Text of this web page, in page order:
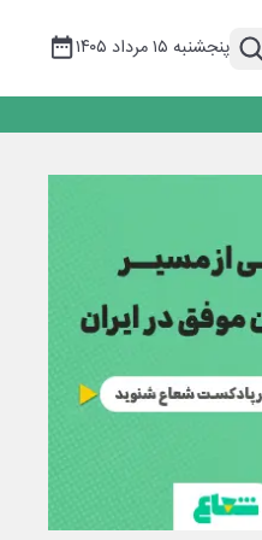
پنجشنبه ۱۵ مرداد ۱۴۰۵